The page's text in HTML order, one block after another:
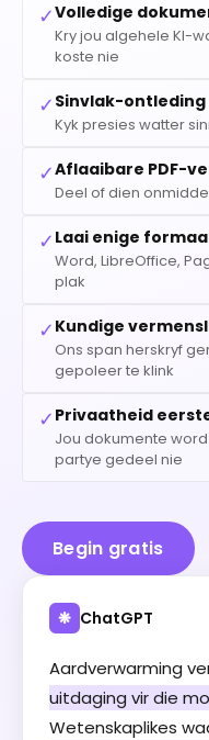
✓Volledige
Kry jou algehele KI-
koste nie
✓ Sinvlak-ontleding
Kyk presies watter
✓Aflaaibare PDF-
Deel of dien
✓ Laai enige
Word, LibreOffice,
plak
✓ Kundige
Ons span herskryf
gepoleer te klink
✓ Privaatheid
Jou dokumente
partye gedeel nie
Begin gratis
❋ ChatGPT
Aardverwarming
uitdaging vir die
Wetenskaplikes